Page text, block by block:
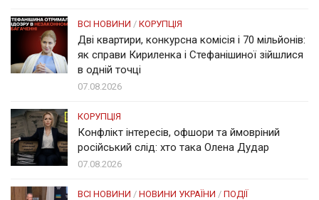
ВСІ НОВИНИ / КОРУПЦІЯ
Дві квартири, конкурсна комісія і 70 мільйонів:
як справи Кириленка і Стефанішиної зійшлися
в одній точці
07.08.2026
КОРУПЦІЯ
Конфлікт інтересів, офшори та ймовріний
російський слід: хто така Олена Дудар
07.08.2026
ВСІ НОВИНИ / НОВИНИ УКРАЇНИ / ПОДІЇ